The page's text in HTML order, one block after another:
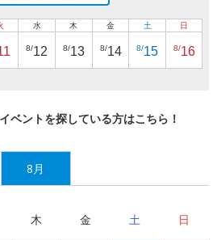
水
8/12
木
8/13
金
8/14
土
8/15
日
8/16
ベントを探している方はこちら！
8月
木 金 土 日